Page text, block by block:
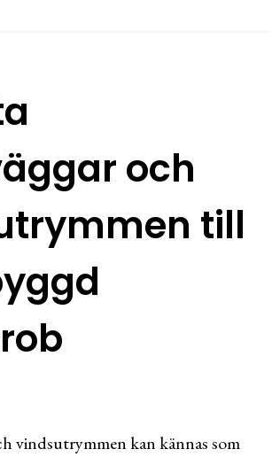
och
till
vindsutrymmen kan kännas som